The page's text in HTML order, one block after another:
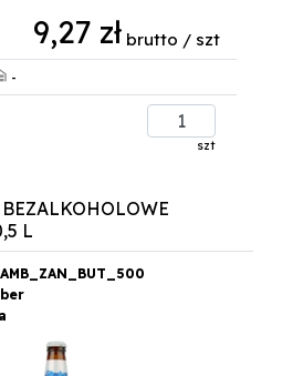
9,27 zł brutto / szt
-
szt
L
AMB_ZAN_BUT_500